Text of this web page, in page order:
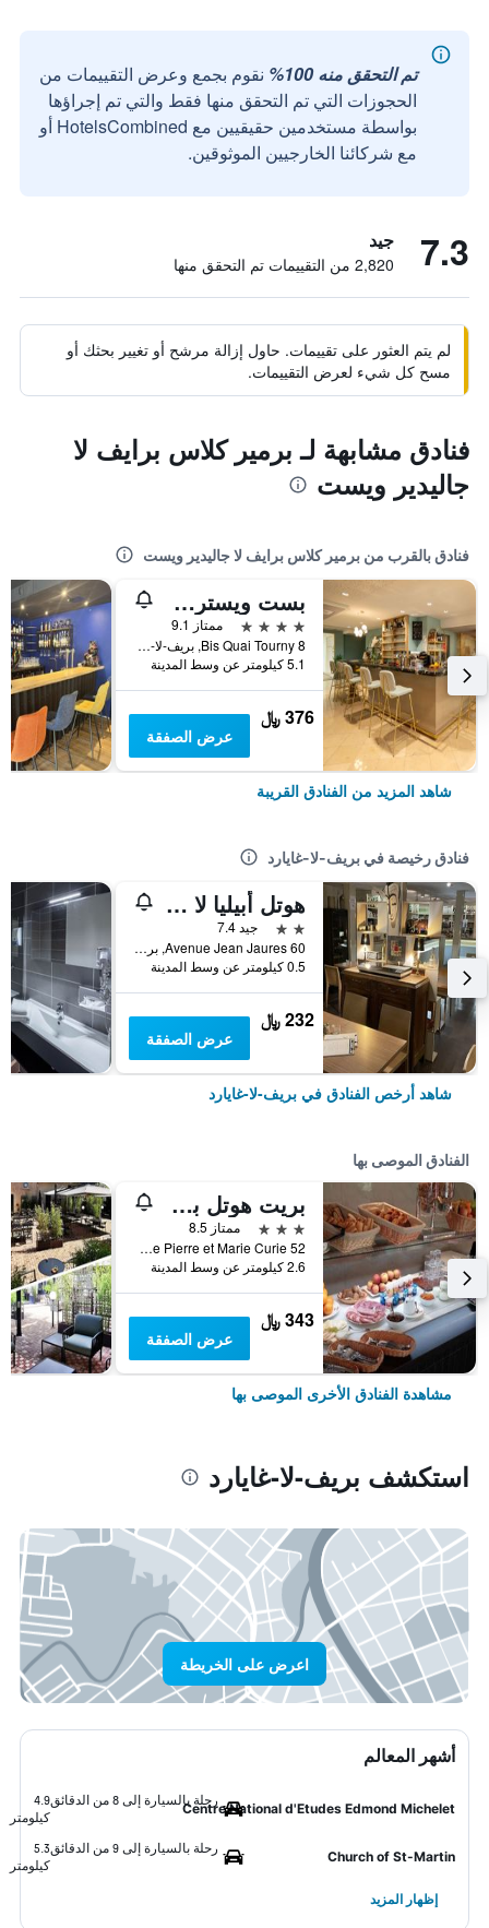
تم التحقق منه 100%
نقوم بجمع وعرض التقييمات من
الحجوزات التي تم التحقق منها فقط والتي تم إجراؤها
بواسطة مستخدمين حقيقيين مع HotelsCombined أو
مع شركائنا الخارجيين الموثوقين.
7.3 جيد
2,820 من التقييمات تم التحقق منها
لم يتم العثور على تقييمات. حاول إزالة مرشح أو تغيير بحثك أو
مسح كل شيء لعرض التقييمات.
فنادق مشابهة لـ برمير كلاس برايف لا
جاليدير ويست
فنادق بالقرب من برمير كلاس برايف لا جاليدير ويست
بست ويسترن هوتل لو كويرسي
4 نجوم
ممتاز 9.1
8 Bis Quai Tourny, بريف-لا-غايارد, إقليم كوريز, فرنسا
5.1 كيلومتر عن وسط المدينة
376 ﷼
عرض الصفقة
شاهد المزيد من الفنادق القريبة
فنادق رخيصة في بريف-لا-غايارد
هوتل أبيليا لا فرانس
2 نجمتين
جيد 7.4
60 Avenue Jean Jaures, بريف-لا-غايارد, إقليم كوريز, فرنسا
0.5 كيلومتر عن وسط المدينة
232 ﷼
عرض الصفقة
شاهد أرخص الفنادق في بريف-لا-غايارد
الفنادق الموصى بها
بريت هوتل برايف
3 نجوم
ممتاز 8.5
52 Avenue Pierre et Marie Curie, بريف-لا-غايارد, إقليم كوريز, فرنسا
2.6 كيلومتر عن وسط المدينة
343 ﷼
عرض الصفقة
مشاهدة الفنادق الأخرى الموصى بها
استكشف بريف-لا-غايارد
اعرض على الخريطة
أشهر المعالم
Centre National d'Etudes Edmond Michelet
رحلة بالسيارة إلى 8 من الدقائق
4.9
كيلومتر
Church of St-Martin
رحلة بالسيارة إلى 9 من الدقائق
5.3
كيلومتر
إظهار المزيد